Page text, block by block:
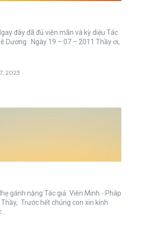
đây đã đủ viên mãn và kỳ diệu Tác
– 2011 Thầy ơi,
2023
gánh nặng Tác giả: Viên Minh - Pháp